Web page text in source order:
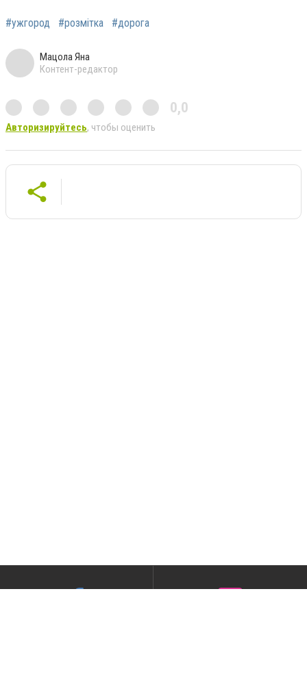
#ужгород #розмітка #дорога
Мацола Яна
Контент-редактор
0,0
Авторизируйтесь, чтобы оценить